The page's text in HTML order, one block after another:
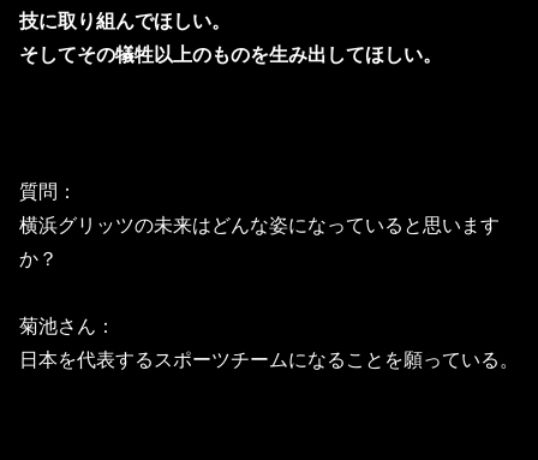
技に取り組んでほしい。
そしてその犠牲以上のものを生み出してほしい。
質問：
横浜グリッツの未来はどんな姿になっていると思います
か？
菊池さん：
日本を代表するスポーツチームになることを願っている。